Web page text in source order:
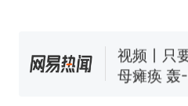
了……
视频丨只
母瘫痪 轰